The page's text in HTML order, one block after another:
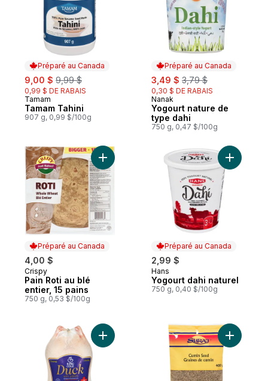
Préparé au Canada
sale:
9,00 $ , formerly:
9,99 $
0,99 $ DE RABAIS
Préparé au Canada
Tamam
Tamam Tahini
907 g, 0,99 $/100g
Préparé au Canada
sale:
3,49 $ , formerly:
3,79 $
0,30 $ DE RABAIS
Préparé au Canada
Nanak
Yogourt nature de
type dahi
750 g, 0,47 $/100g
Préparé au Canada
4,00 $
Préparé au Canada
Crispy
Pain Roti au blé
entier, 15 pains
750 g, 0,53 $/100g
Ajouter Pain Roti au blé entier, 15 pains
Préparé au Canada
2,99 $
Préparé au Canada
Hans
Yogourt dahi naturel
750 g, 0,40 $/100g
Ajouter
Ajouter Canard surgelé de catégorie A
Ajouter